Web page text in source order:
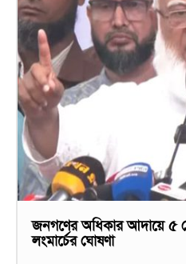
জনগণের অধিকার আদায়ে ৫
লংমার্চের ঘোষণা